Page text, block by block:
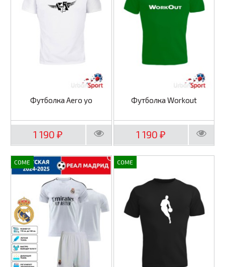
Футболка Aero yo
1 190₽
Футболка Workout
1 190 ₽
COME COME